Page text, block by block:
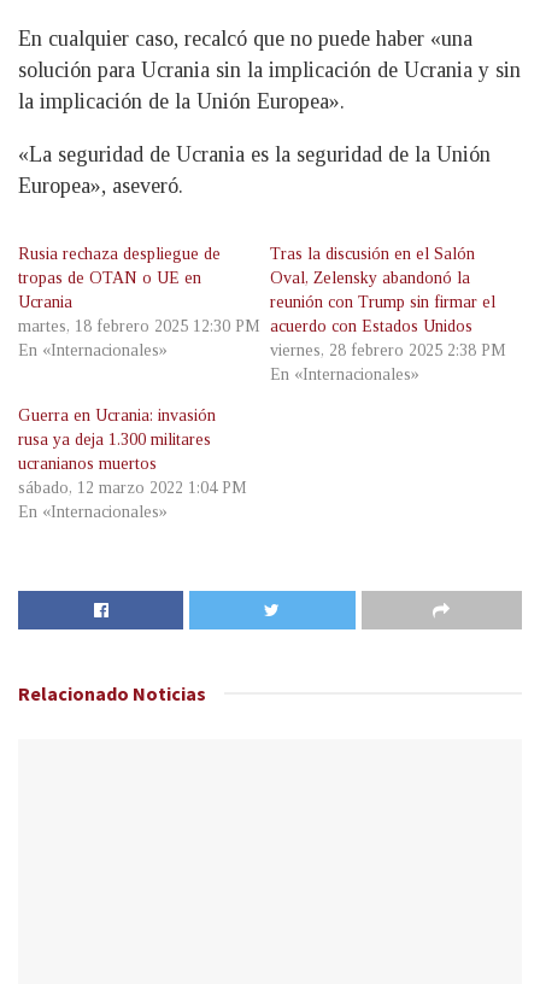
En cualquier caso, recalcó que no puede haber «una
solución para Ucrania sin la implicación de Ucrania y sin
la implicación de la Unión Europea».
«La seguridad de Ucrania es la seguridad de la Unión
Europea», aseveró.
Rusia rechaza despliegue de
tropas de OTAN o UE en
Ucrania
martes, 18 febrero 2025 12:30 PM
En «Internacionales»
Tras la discusión en el Salón
Oval, Zelensky abandonó la
reunión con Trump sin firmar el
acuerdo con Estados Unidos
viernes, 28 febrero 2025 2:38 PM
En «Internacionales»
Guerra en Ucrania: invasión
rusa ya deja 1.300 militares
ucranianos muertos
sábado, 12 marzo 2022 1:04 PM
En «Internacionales»
Relacionado Noticias